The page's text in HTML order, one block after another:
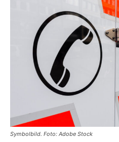
Symbolbild. Foto: Adobe Stock